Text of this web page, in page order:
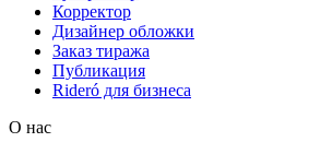
Корректор
Дизайнер обложки
Заказ тиража
Публикация
Rideró для бизнеса
О нас